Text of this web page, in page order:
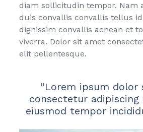
diam sollicitudin tempor. Nam
duis convallis convallis tellus
dignissim convallis aenean et
viverra. Dolor sit amet
elit pellentesque.
“Lorem ipsum dolor
consectetur adipiscing
eiusmod tempor